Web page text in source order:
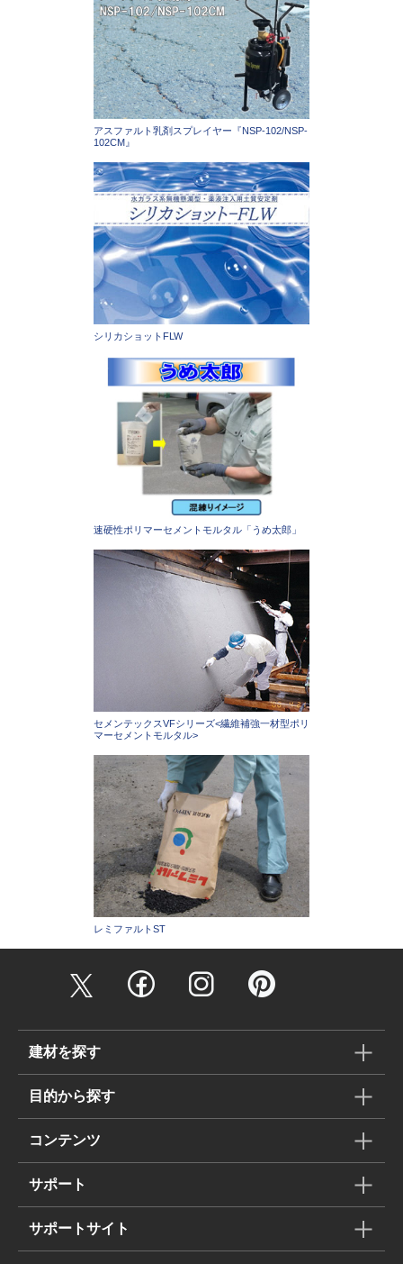
アスファルト乳剤スプレイヤー『NSP-102/NSP-
102CM』
シリカショットFLW
速硬性ポリマーセメントモルタル「うめ太郎」
セメンテックスVFシリーズ<繊維補強一材型ポリ
マーセメントモルタル>
レミファルトST
建材を探す
目的から探す
コンテンツ
サポート
サポートサイト